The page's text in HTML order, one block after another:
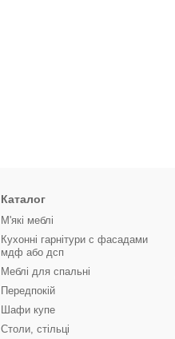
Каталог
М'які меблі
Кухонні гарнітури с фасадами
мдф або дсп
Меблі для спальні
Передпокій
Шафи купе
Столи, стільці